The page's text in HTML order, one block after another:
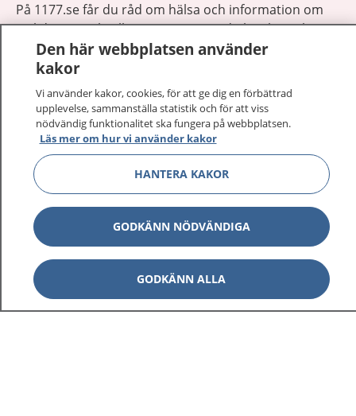
På 1177.se får du råd om hälsa och information om
sjukdomar och vilka mottagningar du kan kontakta.
Logga in för att läsa din journal och göra dina
vårdärenden. Ring telefonnummer 1177 för
sjukvårdsrådgivning dygnet runt.
1177 ger dig råd när du vill må bättre.
1177 på flera språk Visa
Visa
Kontakt Visa
Den här webbplatsen använder
kakor
Vi använder kakor, cookies, för att ge dig en förbättrad
upplevelse, sammanställa statistik och för att viss
nödvändig funktionalitet ska fungera på webbplatsen.
Läs mer om hur vi använder kakor
HANTERA KAKOR
GODKÄNN NÖDVÄNDIGA
GODKÄNN ALLA